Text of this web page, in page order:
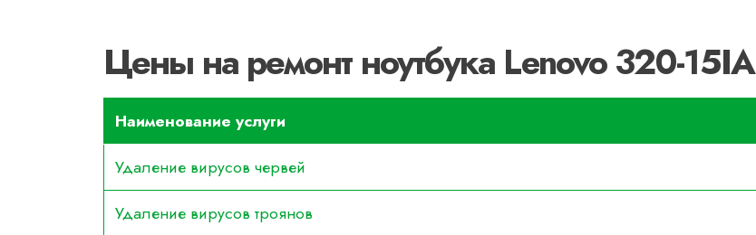
Цены на ремонт ноутбука Lenovo 320-
Наименование услуги
Удаление вирусов червей
Удаление вирусов троянов